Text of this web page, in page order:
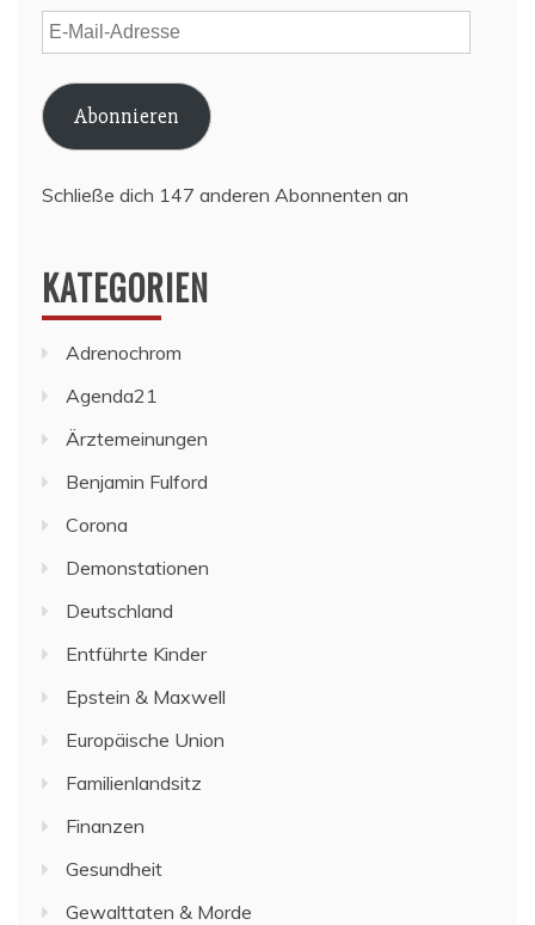
E-
Mail-
Adresse
Abonnieren
Schließe dich 147 anderen Abonnenten an
KATEGORIEN
Adrenochrom
Agenda21
Ärztemeinungen
Benjamin Fulford
Corona
Demonstationen
Deutschland
Entführte Kinder
Epstein & Maxwell
Europäische Union
Familienlandsitz
Finanzen
Gesundheit
Gewalttaten & Morde